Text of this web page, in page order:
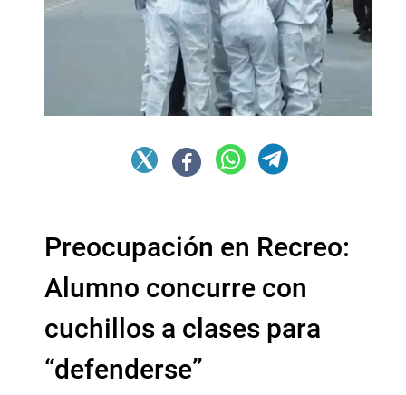
Preocupación en Recreo:
Alumno concurre con
cuchillos a clases para
“defenderse”